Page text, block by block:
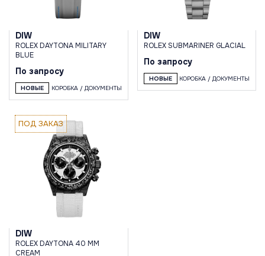
DIW
ROLEX DAYTONA MILITARY
BLUE
По запросу
НОВЫЕ КОРОБКА / ДОКУМЕНТЫ
DIW
ROLEX SUBMARINER GLACIAL
По запросу
НОВЫЕ КОРОБКА / ДОКУМЕНТЫ
ПОД ЗАКАЗ
DIW
ROLEX DAYTONA 40 MM
CREAM